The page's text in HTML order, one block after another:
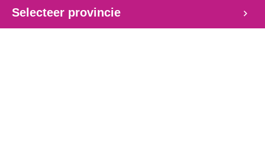
Selecteer provincie